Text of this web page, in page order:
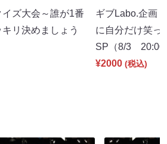
ズ大会～誰が1番
リ決めましょう
ギブLabo.企画
に自分だけ笑っ
SP（8/3 20:00
¥2000 (税込)